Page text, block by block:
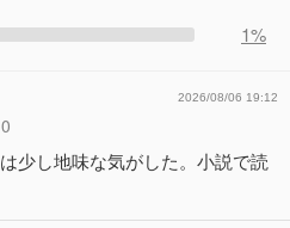
1%
0
2026/08/06 19:12
少し地味な気がした。小説で読